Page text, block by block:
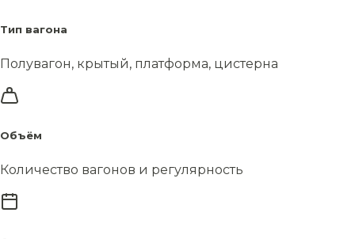
Тип вагона
Полувагон, крытый, платформа, цистерна
Объём
Количество вагонов и регулярность